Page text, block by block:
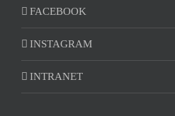
FACEBOOK
INSTAGRAM
INTRANET